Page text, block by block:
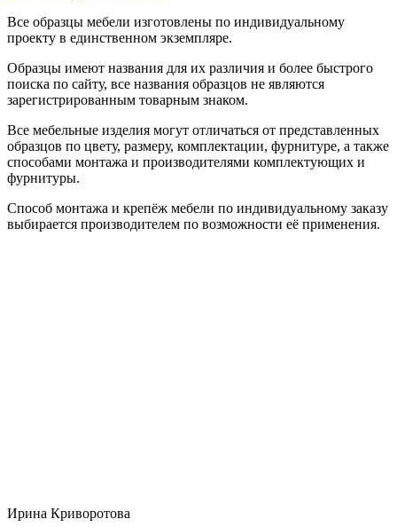
Все образцы мебели изготовлены по индивидуальному
проекту в единственном экземпляре.
Образцы имеют названия для их различия и более быстрого
поиска по сайту, все названия образцов не являются
зарегистрированным товарным знаком.
Все мебельные изделия могут отличаться от представленных
образцов по цвету, размеру, комплектации, фурнитуре, а также
способами монтажа и производителями комплектующих и
фурнитуры.
Способ монтажа и крепёж мебели по индивидуальному заказу
выбирается производителем по возможности её применения.
Ирина Криворотова